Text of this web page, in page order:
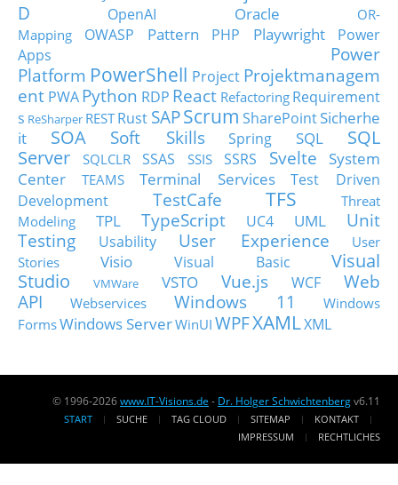
D
OpenAI Oracle
OR-
Mapping
OWASP Pattern PHP Playwright
Power
Apps
Power
Platform PowerShell Project Projektmanagem
ent PWA Python RDP React Refactoring Requirement
s ReSharper RESTRust SAPScrum SharePointSicherhe
it
SOA Soft Skills Spring SQL
SQL
Server
SQLCLR SSAS SSIS SSRS Svelte
System
Center
TEAMS Terminal Services
Test Driven
Development
TestCafe TFS
Threat
Modeling
TPL TypeScript UC4 UML
Unit
Testing
Usability User Experience
User
Stories
Visio Visual Basic
Visual
Studio
VMWare VSTO Vue.js WCF
Web
API
Webservices Windows 11
Windows
FormsWindows ServerWinUI WPFXAMLXML
© 1996-2026www.IT-Visions.de - Dr. Holger Schwichtenbergv6.11
START SUCHE TAG CLOUD SITEMAP
KONTAKT
IMPRESSUM
RECHTLICHES